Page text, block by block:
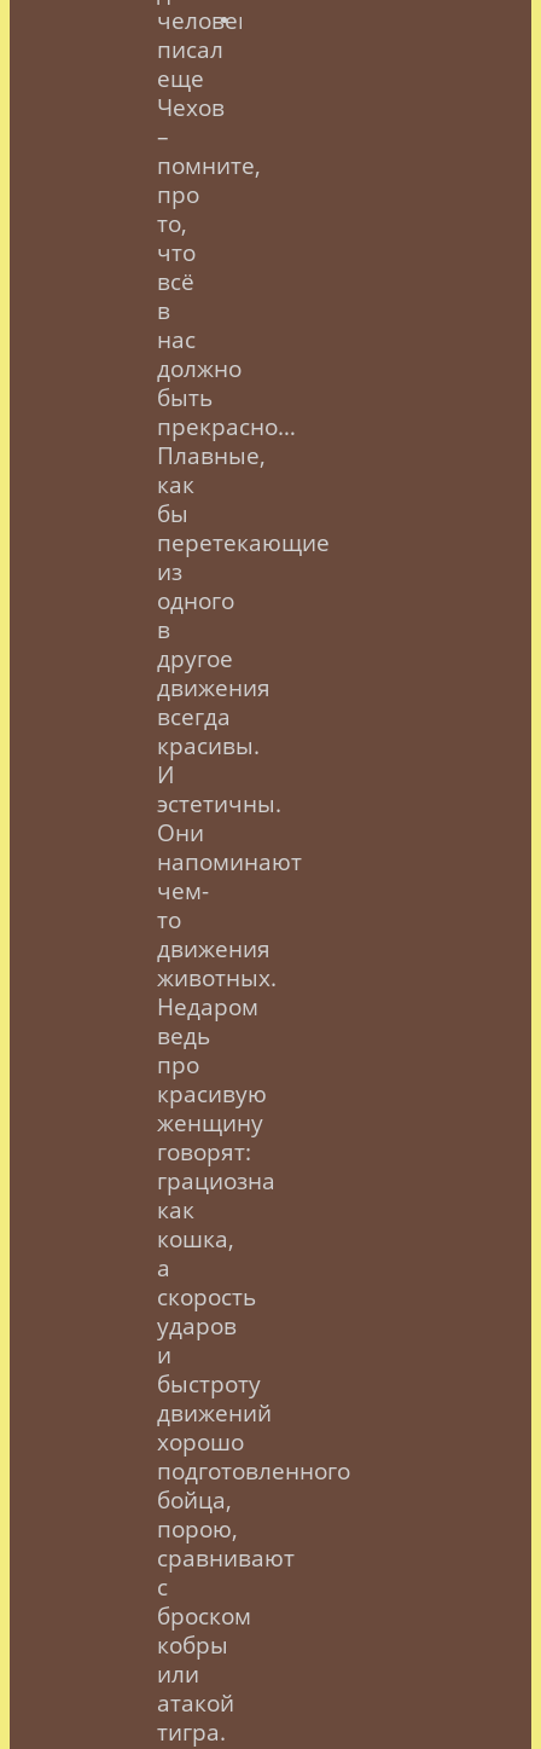
человека
писал
еще
Чехов
–
помните,
про
то,
что
всё
в
нас
должно
быть
прекрасно…
Плавные,
как
бы
перетекающие
из
одного
в
другое
движения
всегда
красивы.
И
эстетичны.
Они
напоминают
чем-
то
движения
животных.
Недаром
ведь
про
красивую
женщину
говорят:
грациозна
как
кошка,
а
скорость
ударов
и
быстроту
движений
хорошо
подготовленного
бойца,
порою,
сравнивают
с
броском
кобры
или
атакой
тигра.